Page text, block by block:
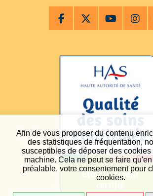
Afin de vous proposer du contenu
des statistiques de fréquentation,
susceptibles de déposer des cookies
machine. Cela ne peut se faire
préalable, votre consentement pour
cookies.